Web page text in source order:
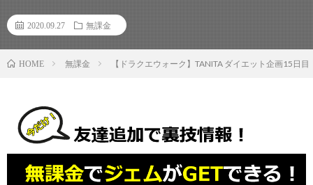
2020.09.27 無課金
HOME 無課金 【ドラクエウォーク】TANITA ダイエット企画15日